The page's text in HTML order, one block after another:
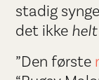
stadig
det ikke
”Den første